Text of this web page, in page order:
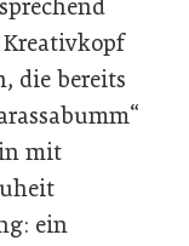
die bereits
mit
ein